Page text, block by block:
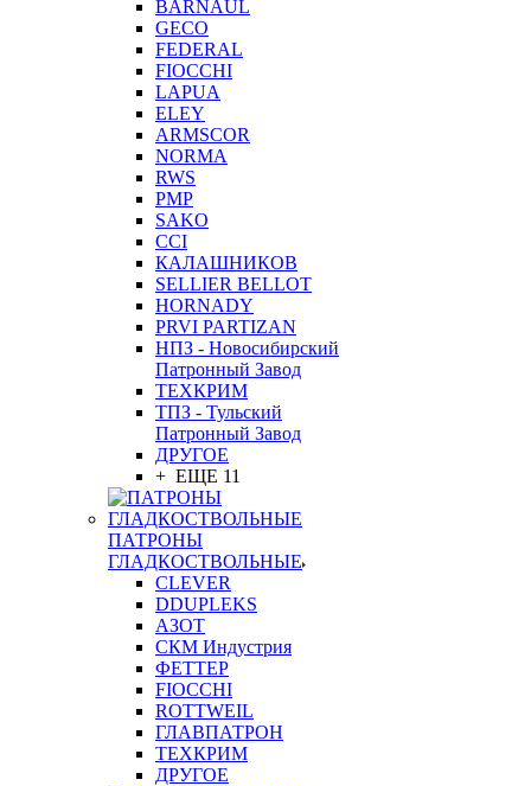
BARNAUL
GEСO
FEDERAL
FIOCCHI
LAPUA
ELEY
ARMSCOR
NORMA
RWS
PMP
SAKO
CCI
КАЛАШНИКОВ
SELLIER BELLOT
HORNADY
PRVI PARTIZAN
НПЗ - Новосибирский
Патронный Завод
ТЕХКРИМ
ТПЗ - Тульский
Патронный Завод
ДРУГОЕ
+ ЕЩЕ 11
ПАТРОНЫ
ГЛАДКОСТВОЛЬНЫЕ
CLEVER
DDUPLEKS
АЗОТ
СКМ Индустрия
ФЕТТЕР
FIOCCHI
ROTTWEIL
ГЛАВПАТРОН
ТЕХКРИМ
ДРУГОЕ